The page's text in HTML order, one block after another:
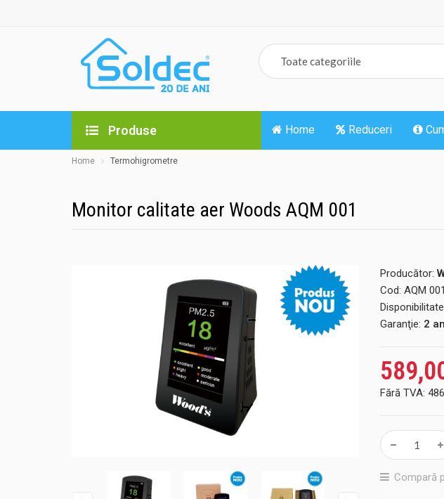
Produse Home Reduceri
Home Termohigrometre
Monitor calitate aer Woods AQM 001
Producător:
Cod: AQM 001
Garanţie: 2
Fără TVA:
Compară